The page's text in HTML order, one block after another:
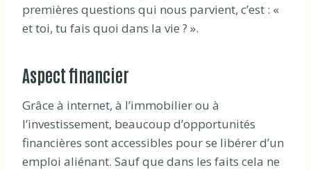
premières questions qui nous parvient, c’est : «
et toi, tu fais quoi dans la vie ? ».
Aspect financier
Grâce à internet, à l’immobilier ou à
l’investissement, beaucoup d’opportunités
financières sont accessibles pour se libérer d’un
emploi aliénant. Sauf que dans les faits cela ne